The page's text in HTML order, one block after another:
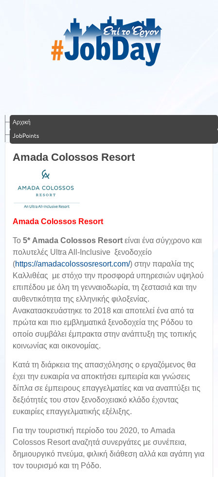
Αρχική
JobPoints
Amada Colossos Resort
Amada Colossos Resort
Το 5* Amada Colossos Resort είναι ένα σύγχρονο και
πολυτελές Ultra All-Inclusive ξενοδοχείο
(https://amadacolossosresort.com/) στην παραλία της
Καλλιθέας με στόχο την προσφορά υπηρεσιών υψηλού
επιπέδου με όλη τη γενναιοδωρία, τη ζεστασιά και την
αυθεντικότητα της ελληνικής φιλοξενίας.
Ανακατασκευάστηκε το 2018 και αποτελεί ένα από τα
πρώτα και πιο εμβληματικά ξενοδοχεία της Ρόδου το
οποίο συμβάλει έμπρακτα στην ανάπτυξη της τοπικής
κοινωνίας και οικονομίας.
Κατά τη διάρκεια της απασχόλησης ο εργαζόμενος θα
έχει την ευκαιρία να αποκτήσει εμπειρία και γνώσεις
δίπλα σε έμπειρους επαγγελματίες και να αναπτύξει τις
δεξιότητές του στον ξενοδοχειακό κλάδο έχοντας
ευκαιρίες επαγγελματικής εξέλιξης.
Για την τουριστική περίοδο του 2020, το Amada
Colossos Resort αναζητά συνεργάτες με συνέπεια,
δημιουργικό πνεύμα, φιλική διάθεση αλλά και αγάπη για
τον τουρισμό και τη Ρόδο.